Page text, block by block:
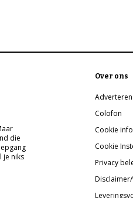
die
je niks
Over ons
Adverteren
Colofon
Cookie
Cookie
Privacy